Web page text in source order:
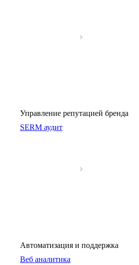
Управление репутацией бренда
SERM аудит
Автоматизация и поддержка
Веб аналитика